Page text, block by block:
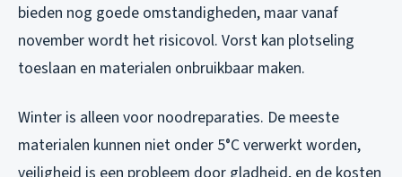
bieden nog goede omstandigheden, maar vanaf
november wordt het risicovol. Vorst kan plotseling
toeslaan en materialen onbruikbaar maken.
Winter is alleen voor noodreparaties. De meeste
materialen kunnen niet onder 5°C verwerkt worden,